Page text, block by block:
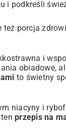
i podkreśli
porcja
i
obiadowe,
to świetny
niacyny i
przepis na